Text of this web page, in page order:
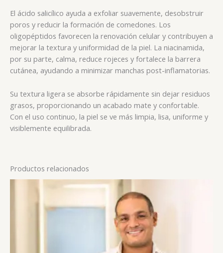
El ácido salicílico ayuda a exfoliar suavemente, desobstruir
poros y reducir la formación de comedones. Los
oligopéptidos favorecen la renovación celular y contribuyen a
mejorar la textura y uniformidad de la piel. La niacinamida,
por su parte, calma, reduce rojeces y fortalece la barrera
cutánea, ayudando a minimizar manchas post-inflamatorias.
Su textura ligera se absorbe rápidamente sin dejar residuos
grasos, proporcionando un acabado mate y confortable.
Con el uso continuo, la piel se ve más limpia, lisa, uniforme y
visiblemente equilibrada.
Productos relacionados
de
precios:
desde
$50.00
hasta
$150.00